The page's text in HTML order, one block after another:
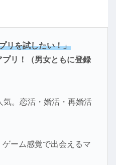
リを試したい！」
リ！（男女ともに登録
。恋活・婚活・再婚活
ーム感覚で出会えるマ